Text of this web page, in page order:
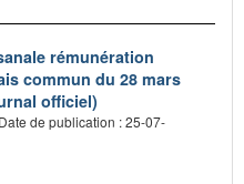
rémunération
commun du 28 mars
officiel)
Date de publication : 25-07-